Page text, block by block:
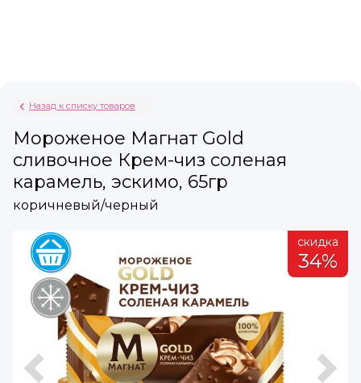
Назад к списку товаров
Мороженое Магнат Gold
сливочное Крем-чиз соленая
карамель, эскимо, 65гр
коричневый/черный
скидка
34%